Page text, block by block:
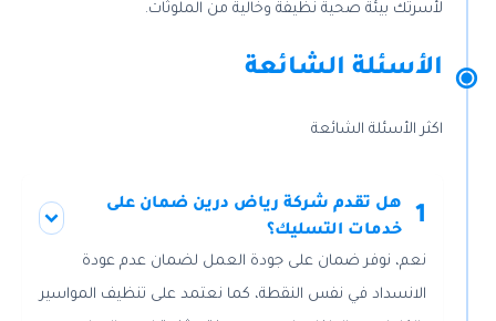
لأسرتك بيئة صحية نظيفة وخالية من الملوثات.
الأسئلة الشائعة
اكثر الأسئلة الشائعة
1
هل تقدم شركة رياض درين ضمان على
خدمات التسليك؟
نعم، نوفر ضمان على جودة العمل لضمان عدم عودة
الانسداد في نفس النقطة، كما نعتمد على تنظيف المواسير